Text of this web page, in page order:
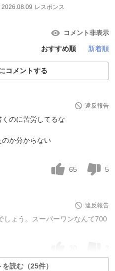
2026.08.09 レスポンス
コメント非表示
おすすめ順 新着順
コメントする
違反報告
のに苦労してるな
か分からない
65 5
違反報告
しょう。スーパーワンなんて700
読む（25件）